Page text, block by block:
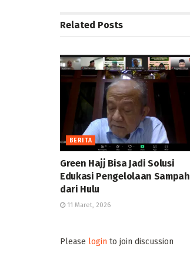
Related Posts
BERITA
Green Hajj Bisa Jadi Solusi
Edukasi Pengelolaan Sampah
dari Hulu
11 Maret, 2026
Please login to join discussion